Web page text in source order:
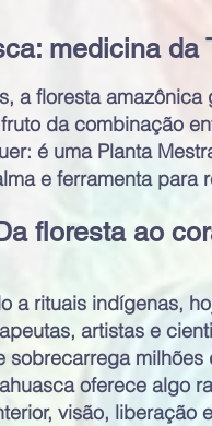
medicina da
a floresta
da combinação
é uma Planta
e ferramenta
floresta ao
a rituais indígenas,
artistas e
sobrecarrega
oferece algo
visão, liberação